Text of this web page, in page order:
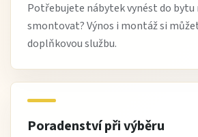
Potřebujete nábytek vynést do bytu
smontovat? Výnos i montáž si
doplňkovou službu.
Poradenství při výběru